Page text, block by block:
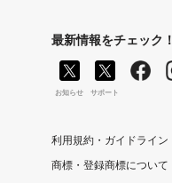
最新情報をチェック！
お知らせ サポート
利用規約・ガイドライン
商標・登録商標について